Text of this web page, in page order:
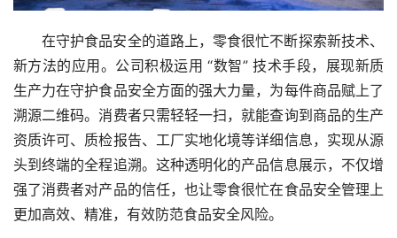
在守护食品安全的道路上，零食很忙不断探索新技术、
新方法的应用。公司积极运用 “数智” 技术手段，展现新质
生产力在守护食品安全方面的强大力量，为每件商品赋上了
溯源二维码。消费者只需轻轻一扫，就能查询到商品的生产
资质许可、质检报告、工厂实地化境等详细信息，实现从源
头到终端的全程追溯。这种透明化的产品信息展示，不仅增
强了消费者对产品的信任，也让零食很忙在食品安全管理上
更加高效、精准，有效防范食品安全风险。